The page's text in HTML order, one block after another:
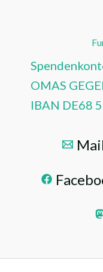
OMAS
IBAN DE68